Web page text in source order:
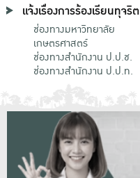
แจ้งเรื่องการร้องเรียนทุจริต
ช่องทางมหาวิทยาลัย
เกษตรศาสตร์
ช่องทางสำนักงาน ป.ป.ช.
ช่องทางสำนักงาน ป.ป.ท.